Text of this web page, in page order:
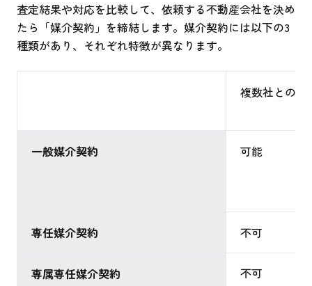
査定結果や対応を比較して、依頼する不動産会社を決め
たら「媒介契約」を締結します。媒介契約には以下の3
種類があり、それぞれ特徴が異なります。
複数社との媒
一般媒介契約 可能
専任媒介契約 不可
専属専任媒介契約 不可